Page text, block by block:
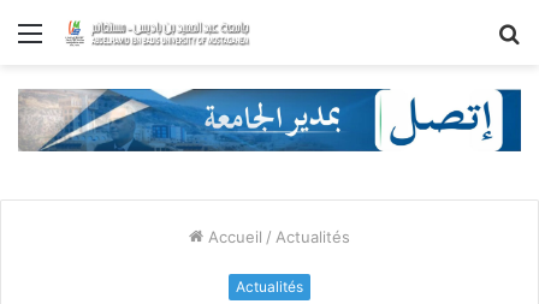
Menu
Accueil / Actualités
Actualités